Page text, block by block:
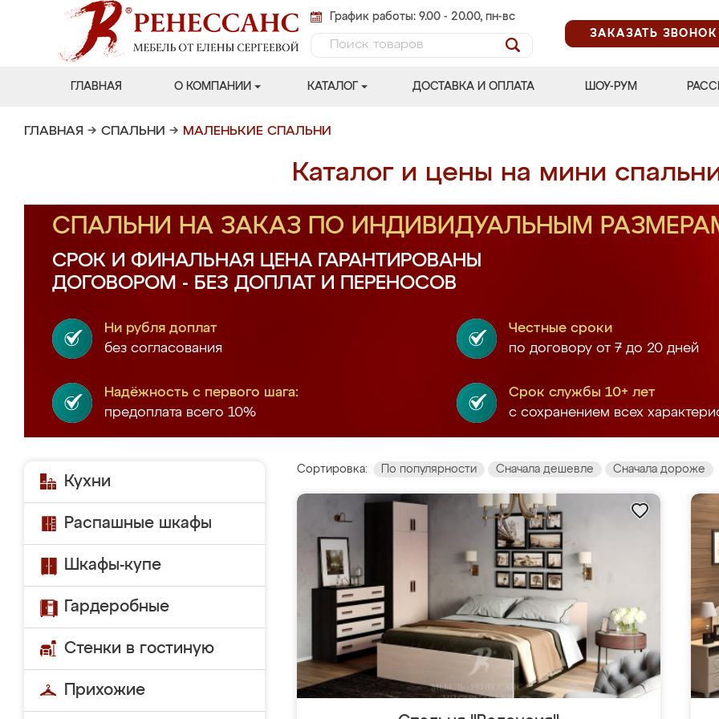
График работы: 9.00 - 20.00, пн-вс
ЗАКАЗАТЬ ЗВОНОК
ГЛАВНАЯ О КОМПАНИИ КАТАЛОГ ДОСТАВКА И ОПЛАТА ШОУ-РУМ
ГЛАВНАЯ → СПАЛЬНИ → МАЛЕНЬКИЕ СПАЛЬНИ
Каталог и цены на мини
СПАЛЬНИ НА ЗАКАЗ ПО ИНДИВИДУАЛЬНЫМ
СРОК И ФИНАЛЬНАЯ ЦЕНА ГАРАНТИРОВАНЫ
ДОГОВОРОМ - БЕЗ ДОПЛАТ И ПЕРЕНОСОВ
Ни рубля доплат
без согласования
Честные сроки
по договору от 7 до 20 дней
Надёжность с первого шага:
предоплата всего 10%
Срок службы 10+ лет
с сохранением всех
Кухни
Распашные шкафы
Шкафы-купе
Гардеробные
Стенки в гостиную
Прихожие
Сортировка: По популярности Сначала дешевле Сначала дороже